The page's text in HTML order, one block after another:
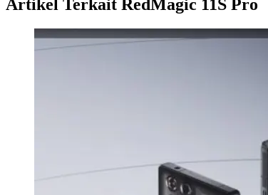
Artikel Terkait RedMagic 11S Pro